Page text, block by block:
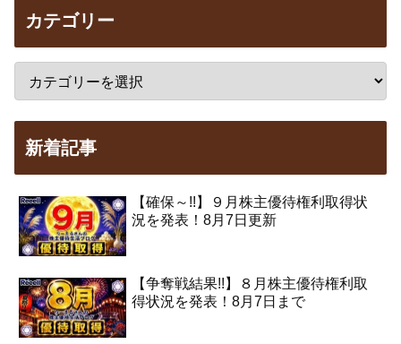
カテゴリー
新着記事
【確保～!!】９月株主優待権利取得状
況を発表！8月7日更新
【争奪戦結果!!】８月株主優待権利取
得状況を発表！8月7日まで